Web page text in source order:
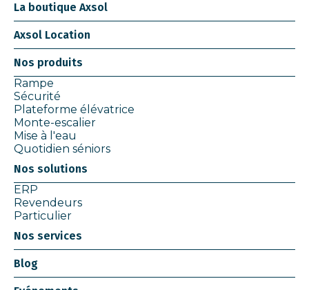
La boutique Axsol
Axsol Location
Nos produits
Rampe
Sécurité
Plateforme élévatrice
Monte-escalier
Mise à l'eau
Quotidien séniors
Nos solutions
ERP
Revendeurs
Particulier
Nos services
Blog